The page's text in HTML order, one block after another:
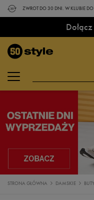
ZWROT DO 30 DNI. W KLUBIE
STRONA GŁÓWNA DAMSKIE BUTY